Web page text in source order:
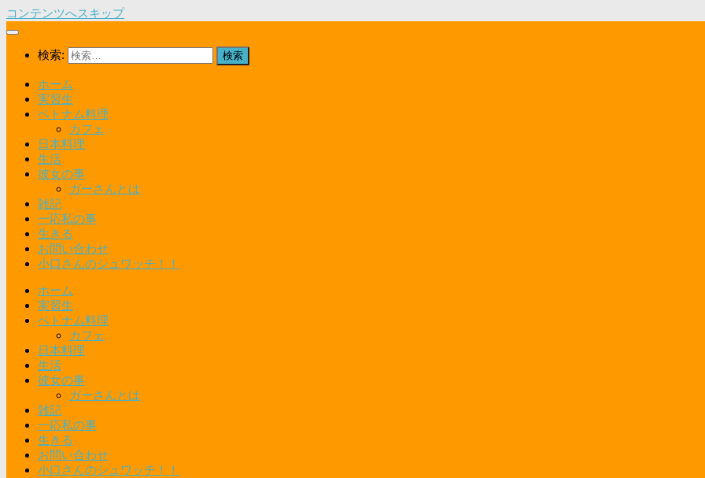
コンテンツへスキップ
検索:
ホーム
実習生
ベトナム料理
カフェ
日本料理
生活
彼女の事
ガーさんとは
雑記
一応私の事
生きる
お問い合わせ
小口さんのシュワッチ！！
ホーム
実習生
ベトナム料理
カフェ
日本料理
生活
彼女の事
ガーさんとは
雑記
一応私の事
生きる
お問い合わせ
小口さんのシュワッチ！！